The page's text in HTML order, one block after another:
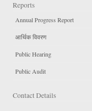
Reports
Annual Progress Report
आर्थिक विवरण
Public Hearing
Public Audit
Contact Details